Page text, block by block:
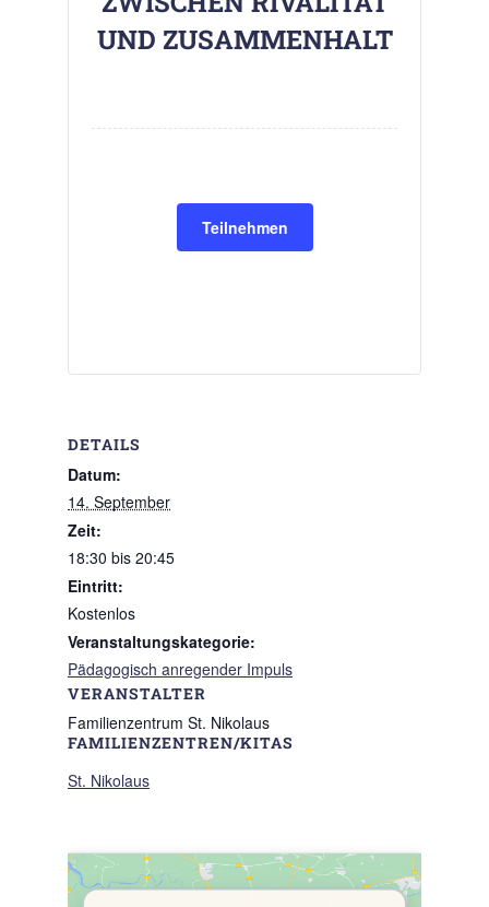
DETAILS
Datum:
14. September
Zeit:
18:30 bis 20:45
Eintritt:
Kostenlos
Veranstaltungskategorie:
Pädagogisch anregender Impuls
VERANSTALTER
Familienzentrum St. Nikolaus
FAMILIENZENTREN/KITAS
St. Nikolaus
UND ZUSAMMENHALT
Teilnehmen